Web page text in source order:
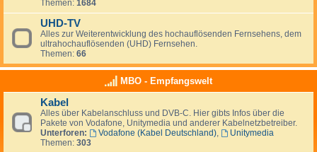
Themen: 1684
UHD-TV
Alles zur Weiterentwicklung des hochauflösenden Fernsehens, dem
ultrahochauflösenden (UHD) Fernsehen.
Themen: 66
MBO - Empfangswelt
Kabel
Alles über Kabelanschluss und DVB-C. Hier gibts Infos über die
Pakete von Vodafone, Unitymedia und anderer Kabelnetzbetreiber.
Unterforen:
Vodafone (Kabel Deutschland),
Unitymedia
Themen: 303